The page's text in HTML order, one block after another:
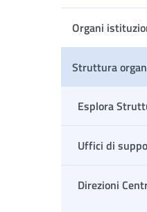
Organi
Struttura
Esplora
Uffici di
Direzioni